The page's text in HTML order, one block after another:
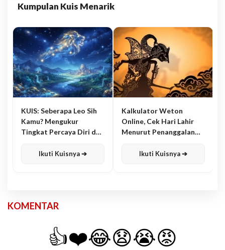
Kumpulan Kuis Menarik
KUIS: Seberapa Leo Sih
Kamu? Mengukur
Tingkat Percaya Diri dan
Ikuti Kuisnya ➔
Kalkulator Weton
Online, Cek Hari Lahir
Menurut Penanggalan
Ikuti Kuisnya ➔
KOMENTAR
👍❤️😂😧😭😡